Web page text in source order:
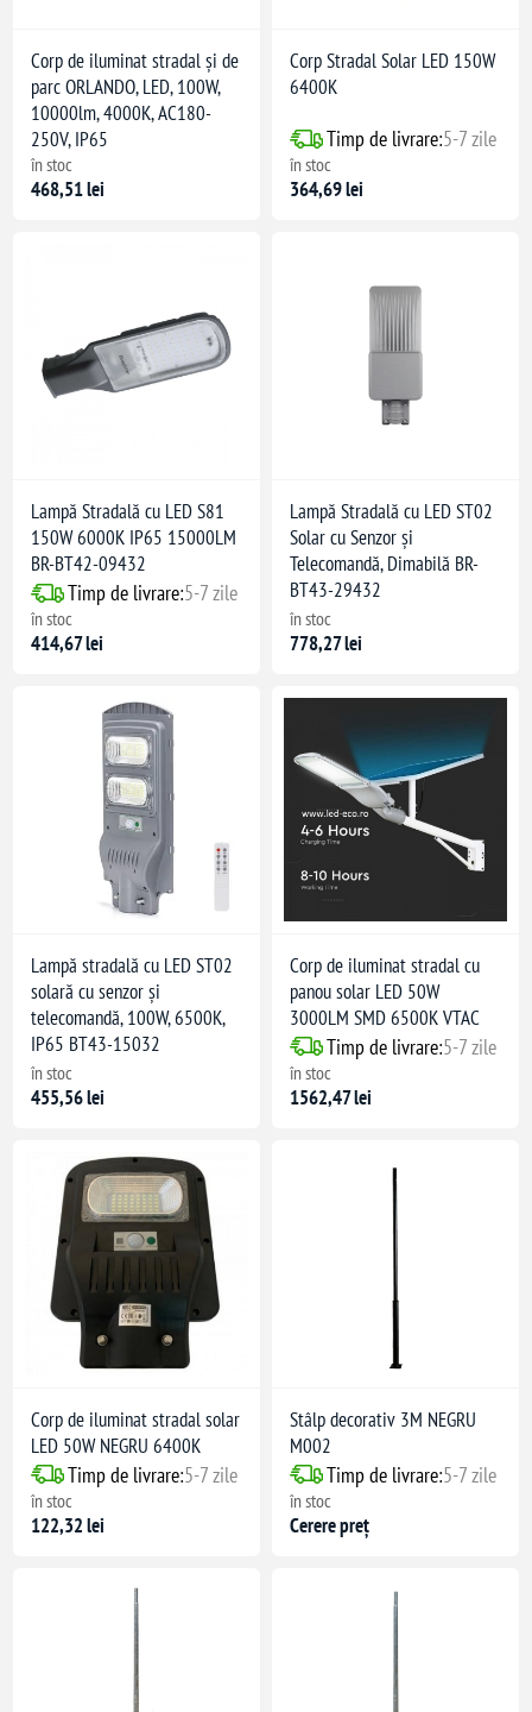
Corp de iluminat stradal și de
parc ORLANDO, LED, 100W,
10000lm, 4000K, AC180-
250V, IP65
în stoc
468,51 lei
Corp Stradal Solar LED 150W
6400K
Timp de livrare:5-7 zile
în stoc
364,69 lei
Lampă Stradală cu LED S81
150W 6000K IP65 15000LM
BR-BT42-09432
Timp de livrare:5-7 zile
în stoc
414,67 lei
Lampă Stradală cu LED ST02
Solar cu Senzor și
Telecomandă, Dimabilă BR-
BT43-29432
în stoc
778,27 lei
Lampă stradală cu LED ST02
solară cu senzor și
telecomandă, 100W, 6500K,
IP65 BT43-15032
în stoc
455,56 lei
Corp de iluminat stradal cu
panou solar LED 50W
3000LM SMD 6500K VTAC
Timp de livrare:5-7 zile
în stoc
1562,47 lei
Corp de iluminat stradal solar
LED 50W NEGRU 6400K
Timp de livrare:5-7 zile
în stoc
122,32 lei
Stâlp decorativ 3M NEGRU
M002
Timp de livrare:5-7 zile
în stoc
Cerere preț